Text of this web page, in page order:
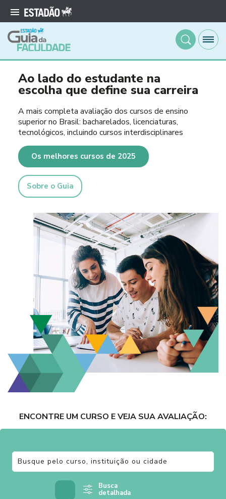
Ao lado do estudante na
escolha que define sua carreira
A mais completa avaliação dos cursos de ensino
superior no Brasil: bacharelados, licenciaturas,
tecnológicos, incluindo cursos interdisciplinares
Os melhores cursos de 2025
Sobre o Guia
ENCONTRE UM CURSO E VEJA SUA AVALIAÇÃO:
Busca
detalhada